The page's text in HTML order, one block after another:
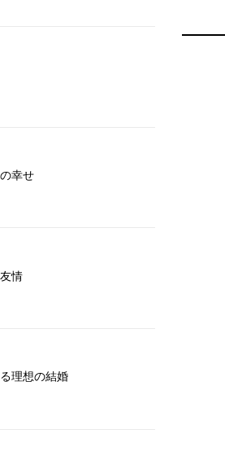
幸せ
情
理想の結婚